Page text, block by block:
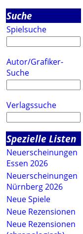
Suche
Spielsuche
Autor/Grafiker-
Suche
Verlagssuche
Spezielle Listen
Neuerscheinungen
Essen 2026
Neuerscheinungen
Nürnberg 2026
Neue Spiele
Neue Rezensionen
Neue Rezensionen